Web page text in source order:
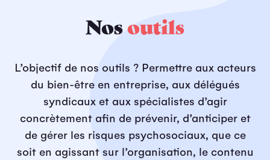
Nosoutils
L’objectif de nos outils ? Permettre aux acteurs
du bien-être en entreprise, aux délégués
syndicaux et aux spécialistes d’agir
concrètement afin de prévenir, d’anticiper et
de gérer les risques psychosociaux, que ce
soit en agissant sur l’organisation, le contenu